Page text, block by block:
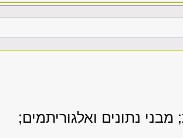
נתונים ואלגוריתמים;